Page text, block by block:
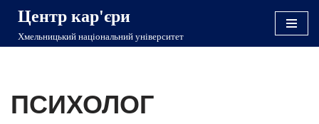
Перейти
Центр кар'єри
Хмельницький національний університет
ПСИХОЛОГ